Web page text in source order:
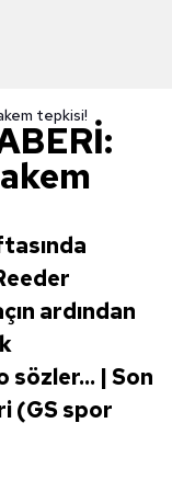
tepkisi!
ardından
sözler... | Son
(GS spor